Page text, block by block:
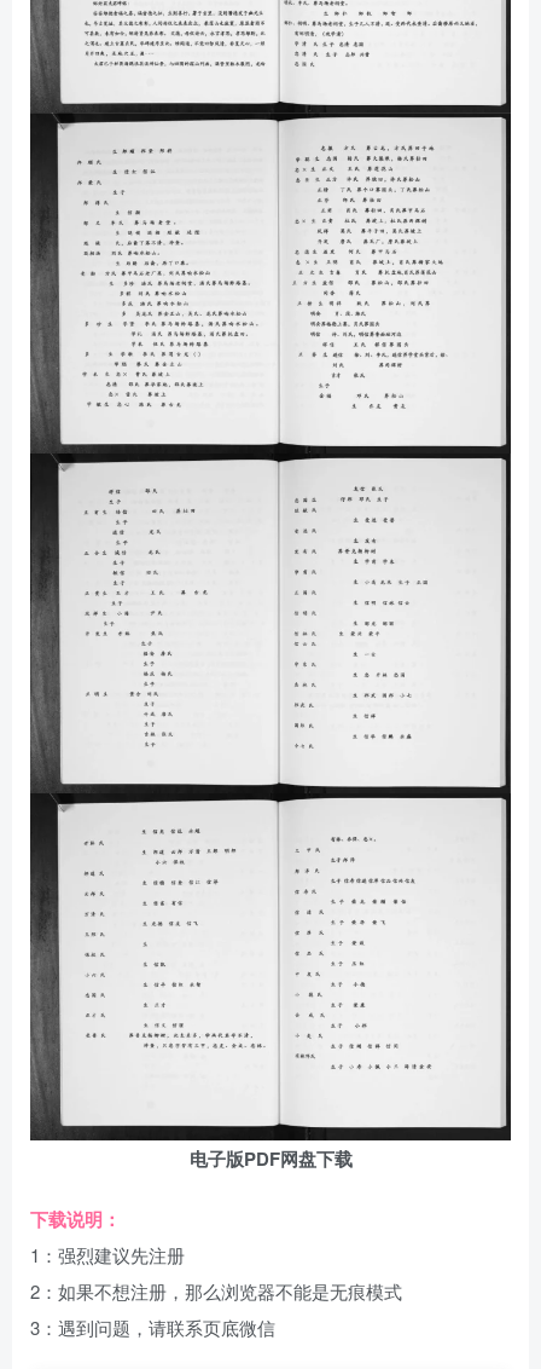
电子版PDF网盘下载
下载说明：
1：强烈建议先注册
2：如果不想注册，那么浏览器不能是无痕模式
3：遇到问题，请联系页底微信